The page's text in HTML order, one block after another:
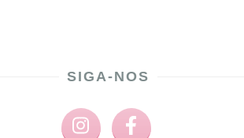
SIGA-NOS